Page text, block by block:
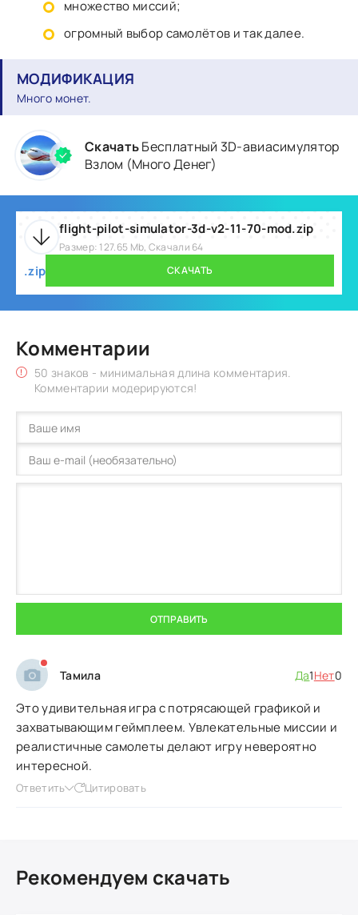
множество миссий;
огромный выбор самолётов и так далее.
МОДИФИКАЦИЯ
Много монет.
СкачатьБесплатный 3D-авиасимулятор
Взлом (Много Денег)
flight-pilot-simulator-3d-v2-11-70-mod.zip
Размер: 127.65 Mb, Скачали 64
.zip СКАЧАТЬ
Комментарии
50 знаков - минимальная длина комментария.
Комментарии модерируются!
ОТПРАВИТЬ
Тамила Да1Нет0
Это удивительная игра с потрясающей графикой и
захватывающим геймплеем. Увлекательные миссии и
реалистичные самолеты делают игру невероятно
интересной.
Ответить Цитировать
Рекомендуем скачать